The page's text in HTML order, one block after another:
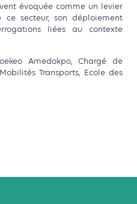
évoquée comme un levier
secteur, son déploiement
liées au contexte
Amedokpo, Chargé de
Transports, Ecole des